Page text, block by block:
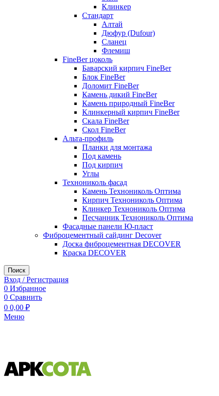
Клинкер
Стандарт
Алтай
Дюфур (Dufour)
Сланец
Флемиш
FineBer цоколь
Баварский кирпич FineBer
Блок FineBer
Доломит FineBer
Камень дикий FineBer
Камень природный FineBer
Клинкерный кирпич FineBer
Скала FineBer
Скол FineBer
Альта-профиль
Планки для монтажа
Под камень
Под кирпич
Углы
Технониколь фасад
Камень Технониколь Оптима
Кирпич Технониколь Оптима
Клинкер Технониколь Оптима
Песчанник Технониколь Оптима
Фасадные панели Ю-пласт
Фиброцементный сайдинг Decover
Доска фиброцементная DECOVER
Краска DECOVER
Поиск
Вход / Регистрация
0 Избранное
0 Сравнить
0 0,00 ₽
Меню